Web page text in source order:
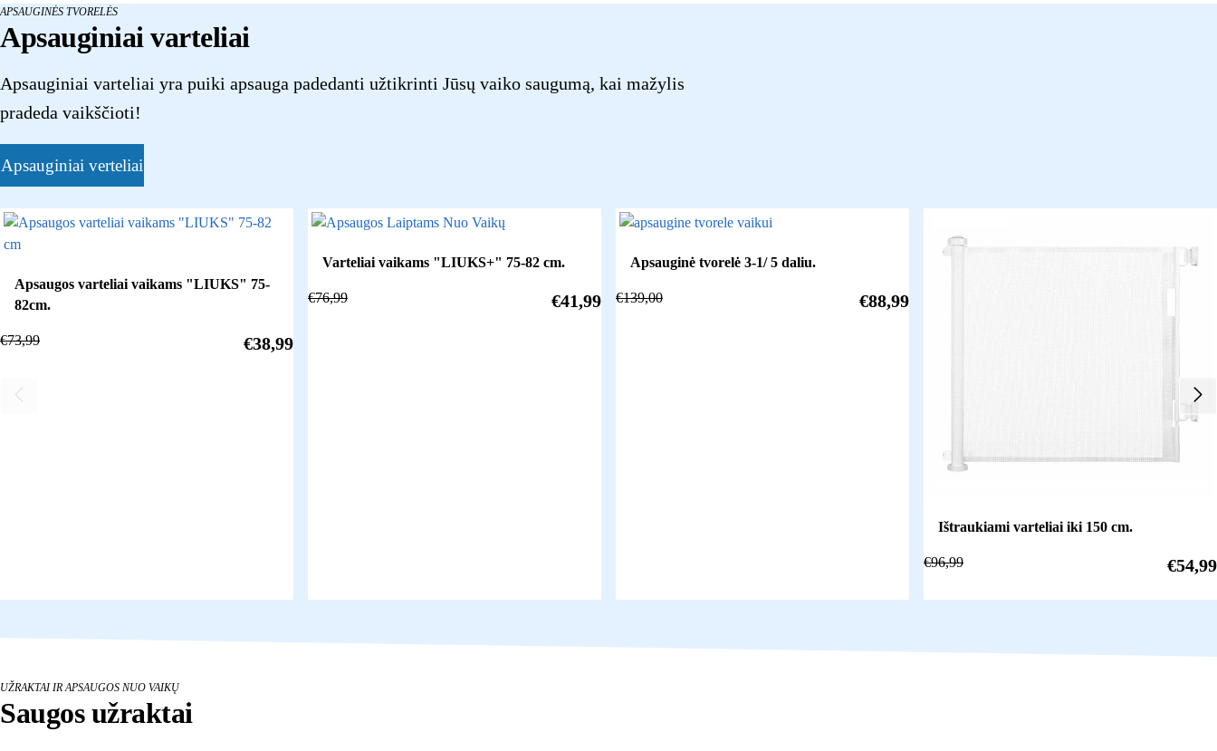
APSAUGINĖS TVORELĖS
Apsauginiai varteliai
Apsauginiai varteliai yra puiki apsauga padedanti užtikrinti Jūsų vaiko saugumą, kai mažylis
pradeda vaikščioti!
Apsauginiai verteliai
Apsaugos varteliai vaikams "LIUKS" 75-
82cm.
€73,99 €38,99
Varteliai vaikams "LIUKS+" 75-82 cm.
€76,99 €41,99
Apsauginė tvorelė 3-1/ 5 daliu.
€139,00 €88,99
Ištraukiami varteliai iki 150 cm.
€96,99 €54,99
UŽRAKTAI IR APSAUGOS NUO VAIKŲ
Saugos užraktai